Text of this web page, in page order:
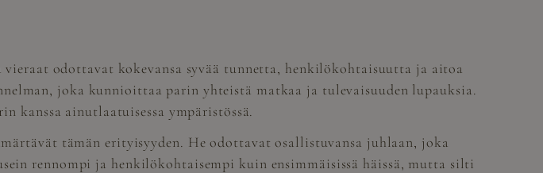
odottavat kokevansa syvää tunnetta, henkilökohtaisuutta ja aitoa
joka kunnioittaa parin yhteistä matkaa ja tulevaisuuden lupauksia.
ainutlaatuisessa ympäristössä.
tämän erityisyyden. He odottavat osallistuvansa juhlaan, joka
rennompi ja henkilökohtaisempi kuin ensimmäisissä häissä, mutta silti